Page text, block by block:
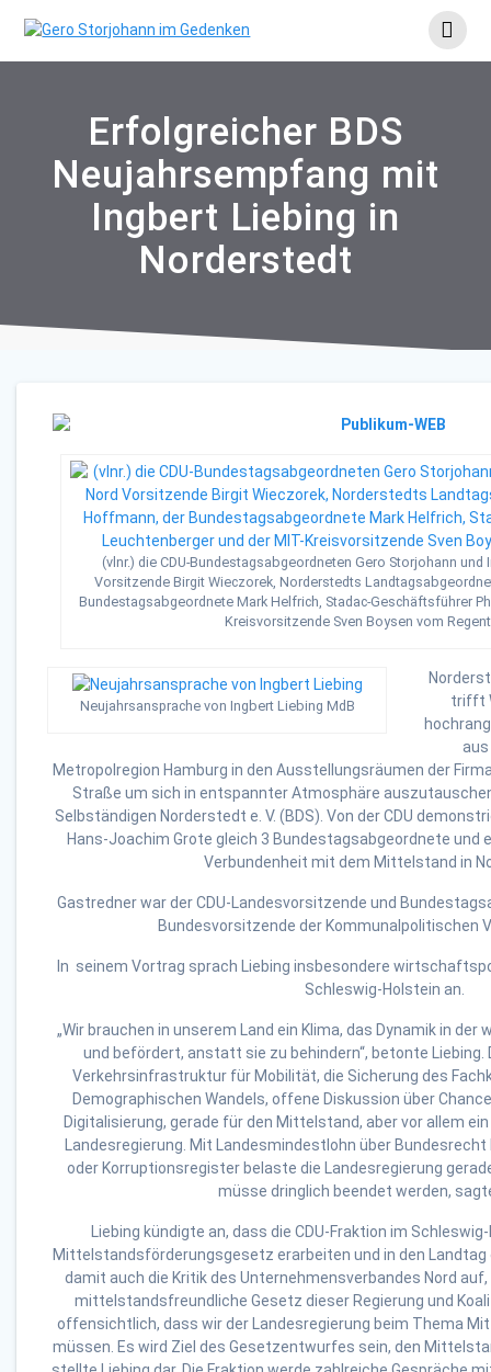
to
Erfolgreicher BDS
Neujahrsempfang mit
Ingbert Liebing in
Norderstedt
(vlnr.) die CDU-Bundestagsabgeordneten Gero Storjohann und
Vorsitzende Birgit Wieczorek, Norderstedts
Bundestagsabgeordnete Mark Helfrich, Stadac-Geschäftsführer
Kreisvorsitzende Sven Boysen vom
Neujahrsansprache von Ingbert Liebing MdB
trifft
Metropolregion Hamburg in den Ausstellungsräumen der
Straße um sich in entspannter Atmosphäre
Selbständigen Norderstedt e. V. (BDS). Von der CDU
Hans-Joachim Grote gleich 3 Bundestagsabgeordnete und
Verbundenheit mit dem Mittelstand in
Gastredner war der CDU-Landesvorsitzende und
Bundesvorsitzende der Kommunalpolitischen
In seinem Vortrag sprach Liebing insbesondere
Schleswig-Holstein an.
„Wir brauchen in unserem Land ein Klima, das Dynamik in
und befördert, anstatt sie zu behindern“, betonte Liebing.
Verkehrsinfrastruktur für Mobilität, die Sicherung des
Demographischen Wandels, offene Diskussion über
Digitalisierung, gerade für den Mittelstand, aber vor allem
Landesregierung. Mit Landesmindestlohn über
oder Korruptionsregister belaste die Landesregierung
müsse dringlich beendet werden,
Liebing kündigte an, dass die CDU-Fraktion im
Mittelstandsförderungsgesetz erarbeiten und in den Landtag
damit auch die Kritik des Unternehmensverbandes Nord
mittelstandsfreundliche Gesetz dieser Regierung und
offensichtlich, dass wir der Landesregierung beim Thema
müssen. Es wird Ziel des Gesetzentwurfes sein, den